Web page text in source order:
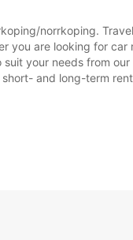
საათები შეიძლება,
მიხედვით.
norrkoping.
you are looking for car
your needs from
and long-term